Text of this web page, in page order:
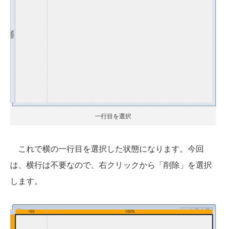
一行目を選択
これで横の一行目を選択した状態になります。今回
は、横行は不要なので、右クリックから「削除」を選択
します。